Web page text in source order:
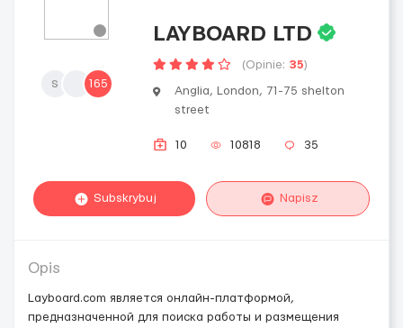
s 165
LAYBOARD LTD
(Opinie: 35)
Anglia, London, 71-75 shelton
street
10 10818 35
Subskrybuj Napisz
Opis
Layboard.com является онлайн-платформой,
предназначенной для поиска работы и размещения